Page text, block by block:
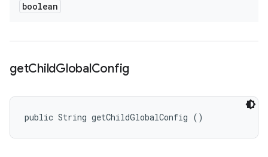
boolean
getChildGlobalConfig
public String getChildGlobalConfig ()